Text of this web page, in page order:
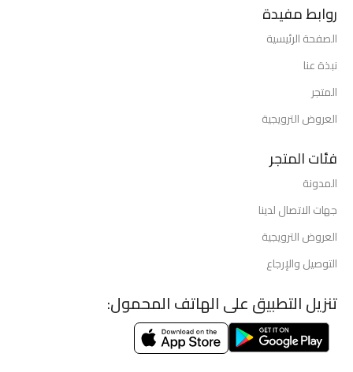
روابط مفيدة
الصفحة الرئيسية
نبذة عنا
المتجر
العروض الترويجية
فئات المتجر
المدونة
جهات الاتصال لدينا
العروض الترويجية
التوصيل والإرجاع
تنزيل التطبيق على الهاتف المحمول: